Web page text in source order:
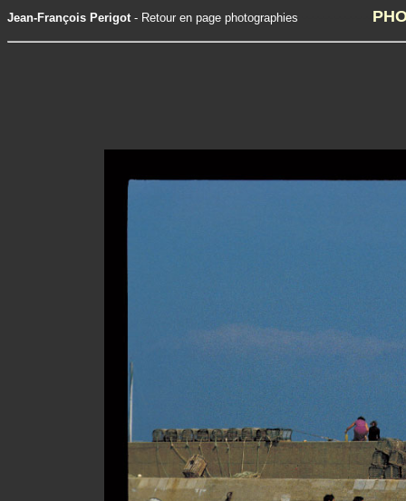
Jean-François Perigot- Retour en page photographies